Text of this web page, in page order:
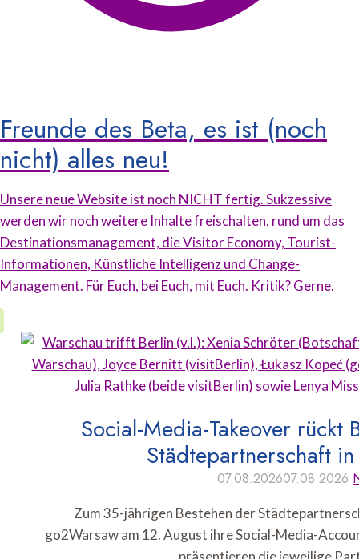
Freunde des Beta, es ist (noch
nicht) alles neu!
Unsere neue Website ist noch NICHT fertig. Sukzessive
werden wir noch weitere Inhalte freischalten, rund um das
Destinationsmanagement, die Visitor Economy, Tourist-
Informationen, Künstliche Intelligenz und Change-
Management. Für Euch, bei Euch, mit Euch. Kritik? Gerne.
Social-Media-Takeover rückt
Städtepartnerschaft
07.08.202607.08.2026
Zum 35-jährigen Bestehen der
go2Warsaw am 12. August ihre Social-Media-